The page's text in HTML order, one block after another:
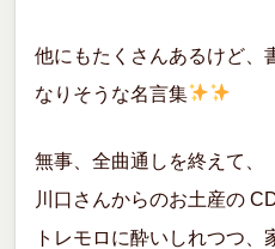
他にもたくさんあるけど、
なりそうな名言集
無事、全曲通しを終えて、
川口さんからのお土産の
トレモロに酔いしれつつ、